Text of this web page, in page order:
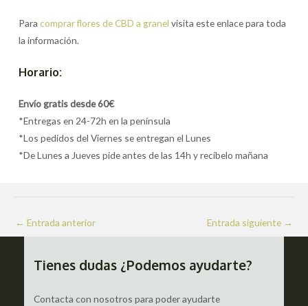
Paracomprar flores de CBD a granel visita este enlace para toda
la información.
Horario:
Envío gratis desde 60€
*Entregas en 24-72h en la península
*Los pedidos del Viernes se entregan el Lunes
*De Lunes a Jueves pide antes de las 14h y recíbelo mañana
Navegación
de
← Entrada anterior Entrada siguiente →
Tienes dudas ¿Podemos ayudarte?
Contacta con nosotros para poder ayudarte